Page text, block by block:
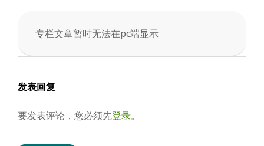
会
专栏文章暂时无法在pc端显示
2025-
31
发表回复
要发表评论，您必须先登录。